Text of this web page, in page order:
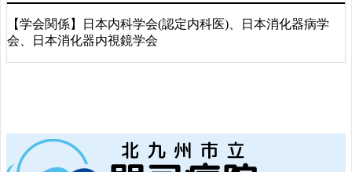
【学会関係】日本内科学会(認定内科医)、日本消化器病学
会、日本消化器内視鏡学会